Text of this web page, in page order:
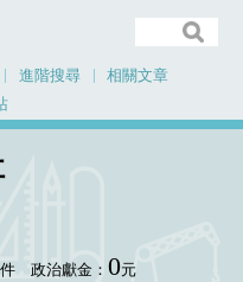
進階搜尋
相關文章
件 政治獻金： 0元